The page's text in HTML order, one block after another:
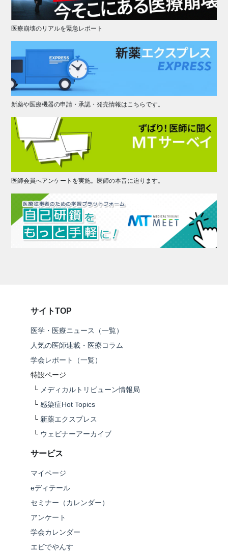
医療崩壊のリアルを緊急レポート
新薬や医療機器の申請・承認・発売情報はこちらです。
医師会員へアンケートを実施。医師の本音に迫ります。
サイトTOP
医学・医療ニュース（一覧）
人気の医師連載・医療コラム
学会レポート（一覧）
特設ページ
└ メディカルトリビューン情報局
└ 感染症Hot Topics
└ 新薬エクスプレス
└ ウェビナーアーカイブ
サービス
マイページ
eディテール
セミナー（カレンダー）
アンケート
学会カレンダー
エビでやんす